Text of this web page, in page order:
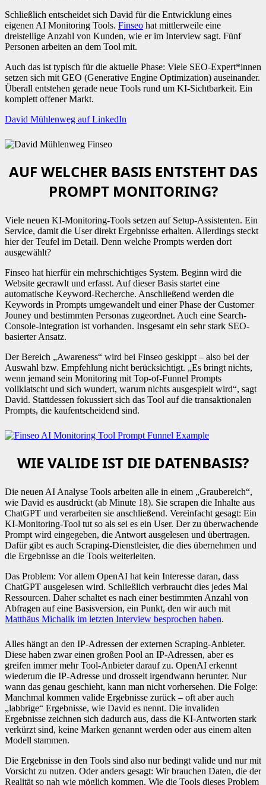
Schließlich entscheidet sich David für die Entwicklung eines
eigenen AI Monitoring Tools. Finseo hat mittlerweile eine
dreistellige Anzahl von Kunden, wie er im Interview sagt. Fünf
Personen arbeiten an dem Tool mit.
Auch das ist typisch für die aktuelle Phase: Viele SEO-Expert*innen
setzen sich mit GEO (Generative Engine Optimization) auseinander.
Überall entstehen gerade neue Tools rund um KI-Sichtbarkeit. Ein
komplett offener Markt.
David Mühlenweg auf LinkedIn
AUF WELCHER BASIS ENTSTEHT DAS
PROMPT MONITORING?
Viele neuen KI-Monitoring-Tools setzen auf Setup-Assistenten. Ein
Service, damit die User direkt Ergebnisse erhalten. Allerdings steckt
hier der Teufel im Detail. Denn welche Prompts werden dort
ausgewählt?
Finseo hat hierfür ein mehrschichtiges System. Beginn wird die
Website gecrawlt und erfasst. Auf dieser Basis startet eine
automatische Keyword-Recherche. Anschließend werden die
Keywords in Prompts umgewandelt und einer Phase der Customer
Jouney und bestimmten Personas zugeordnet. Auch eine Search-
Console-Integration ist vorhanden. Insgesamt ein sehr stark SEO-
basierter Ansatz.
Der Bereich „Awareness“ wird bei Finseo geskippt – also bei der
Auswahl bzw. Empfehlung nicht berücksichtigt. „Es bringt nichts,
wenn jemand sein Monitoring mit Top-of-Funnel Prompts
vollklatscht und sich wundert, warum nichts ausgespielt wird“, sagt
David. Stattdessen fokussiert sich das Tool auf die transaktionalen
Prompts, die kaufentscheidend sind.
WIE VALIDE IST DIE DATENBASIS?
Die neuen AI Analyse Tools arbeiten alle in einem „Graubereich“,
wie David es ausdrückt (ab Minute 18). Sie scrapen die Inhalte aus
ChatGPT und verarbeiten sie anschließend. Vereinfacht gesagt: Ein
KI-Monitoring-Tool tut so als sei es ein User. Der zu überwachende
Prompt wird eingegeben, die Antwort ausgelesen und übertragen.
Dafür gibt es auch Scraping-Dienstleister, die dies übernehmen und
die Ergebnisse an die Tools weiterleiten.
Das Problem: Vor allem OpenAI hat kein Interesse daran, dass
ChatGPT ausgelesen wird. Schließlich verbraucht dies jedes Mal
Ressourcen. Daher schaltet es nach einer bestimmten Anzahl von
Abfragen auf eine Basisversion, ein Punkt, den wir auch mit
Matthäus Michalik im letzten Interview besprochen haben.
Alles hängt an den IP-Adressen der externen Scraping-Anbieter.
Diese haben zwar einen großen Pool an IP-Adressen, aber es
greifen immer mehr Tool-Anbieter darauf zu. OpenAI erkennt
wiederum die IP-Adresse und drosselt irgendwann herunter. Nur
wann das genau geschieht, kann man nicht vorhersehen. Die Folge:
Manchmal kommen valide Ergebnisse zurück – oft aber auch
„labbrige“ Ergebnisse, wie David es nennt. Die invaliden
Ergebnisse zeichnen sich dadurch aus, dass die KI-Antworten stark
verkürzt sind, keine Marken genannt werden oder aus einem alten
Modell stammen.
Die Ergebnisse in den Tools sind also nur bedingt valide und nur mit
Vorsicht zu nutzen. Oder anders gesagt: Wir brauchen Daten, die der
Realität so nah wie möglich kommen. Wie die Tools dieses Problem